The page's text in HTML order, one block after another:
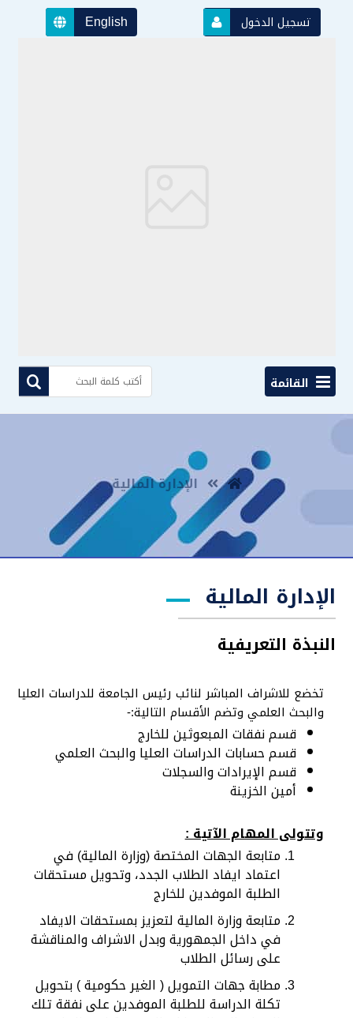
English تسجيل الدخول
القائمة
الإدارة المالية
الإدارة المالية
النبذة التعريفية
تخضع للاشراف المباشر لنائب رئيس الجامعة للدراسات العليا
والبحث العلمي وتضم الأقسام التالية:-
قسم نفقات المبعوثين للخارج
قسم حسابات الدراسات العليا والبحث العلمي
قسم الإيرادات والسجلات
أمين الخزينة
وتتولى المهام الآتية :
متابعة الجهات المختصة (وزارة المالية) في
اعتماد ايفاد الطلاب الجدد، وتحويل مستحقات
الطلبة الموفدين للخارج
متابعة وزارة المالية لتعزيز بمستحقات الايفاد
في داخل الجمهورية وبدل الاشراف والمناقشة
على رسائل الطلاب
مطابة جهات التمويل ( الغير حكومية ) بتحويل
تكلة الدراسة للطلبة الموفدين على نفقة تلك